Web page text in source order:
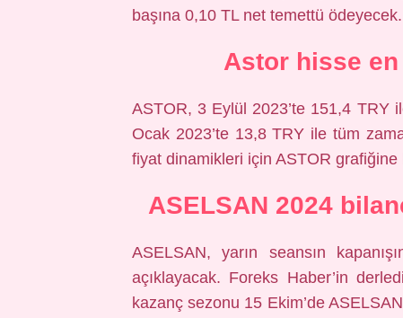
başına 0,10 TL net temettü ödeyecek.
Astor hisse
ASTOR, 3 Eylül 2023’te 151,4 TRY
Ocak 2023’te 13,8 TRY ile tüm
fiyat dinamikleri için ASTOR grafiğine
ASELSAN 2024
ASELSAN, yarın seansın
açıklayacak. Foreks Haber’in
kazanç sezonu 15 Ekim’de